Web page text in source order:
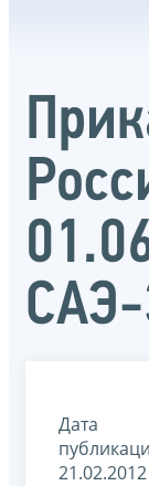
Дата
21.02.2012